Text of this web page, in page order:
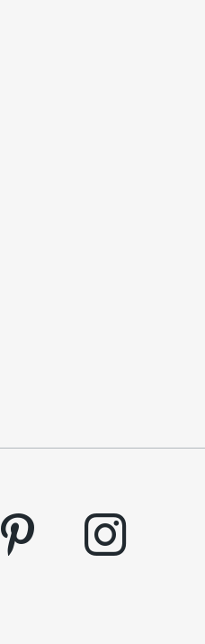
pinterest instagram